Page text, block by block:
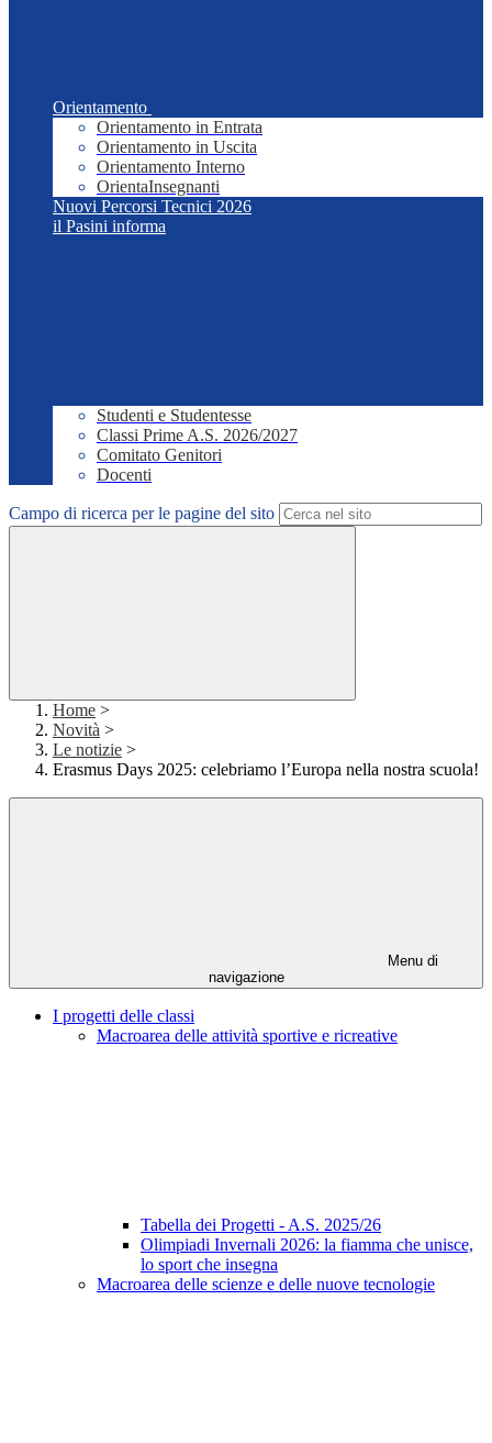
Orientamento
Orientamento in Entrata
Orientamento in Uscita
Orientamento Interno
OrientaInsegnanti
Nuovi Percorsi Tecnici 2026
il Pasini informa
Studenti e Studentesse
Classi Prime A.S. 2026/2027
Comitato Genitori
Docenti
Campo di ricerca per le pagine del sito
Home >
Novità >
Le notizie >
Erasmus Days 2025: celebriamo l’Europa nella nostra scuola!
Menu di
navigazione
I progetti delle classi
Macroarea delle attività sportive e ricreative
Tabella dei Progetti - A.S. 2025/26
Olimpiadi Invernali 2026: la fiamma che unisce,
lo sport che insegna
Macroarea delle scienze e delle nuove tecnologie